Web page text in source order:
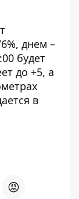
днем ​​–
будет
до +5, а
в
😡